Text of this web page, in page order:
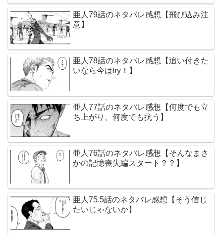
亜人79話のネタバレ感想【飛び込み注
意】
亜人78話のネタバレ感想【追い付きた
いなら今はtry！】
亜人77話のネタバレ感想【何度でも立
ち上がり、何度でも抗う】
亜人76話のネタバレ感想【そんなまさ
かの記憶喪失編スタート？？】
亜人75.5話のネタバレ感想【そう信じ
たいじゃないか】